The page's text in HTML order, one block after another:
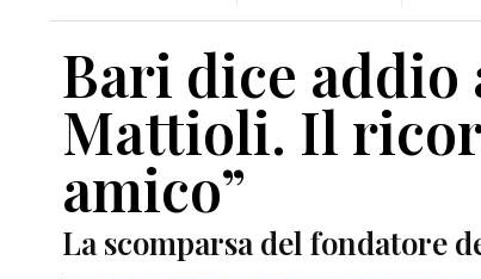
Bari dice addio
Mattioli. Il
amico”
La scomparsa del fondatore